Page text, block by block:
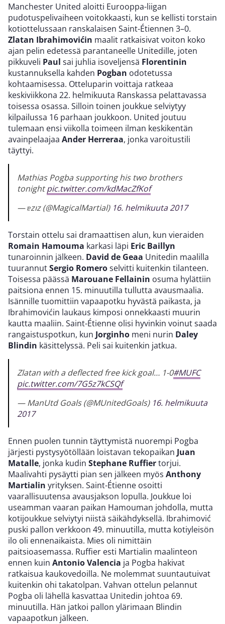
Manchester United aloitti Eurooppa-liigan
pudotuspelivaiheen voitokkaasti, kun se kellisti torstain
kotiottelussaan ranskalaisen Saint-Étiennen 3–0.
Zlatan Ibrahimovićin maalit ratkaisivat voiton koko
ajan pelin edetessä parantaneelle Unitedille, joten
pikkuveli Paul sai juhlia isoveljensä Florentinin
kustannuksella kahden Pogban odotetussa
kohtaamisessa. Otteluparin voittaja ratkeaa
keskiviikkona 22. helmikuuta Ranskassa pelattavassa
toisessa osassa. Silloin toinen joukkue selviytyy
kilpailussa 16 parhaan joukkoon. United joutuu
tulemaan ensi viikolla toimeen ilman keskikentän
avainpelaajaa Ander Herreraa, jonka varoitustili
täyttyi.
Mathias Pogba supporting his two brothers
tonightpic.twitter.com/kdMacZfKof
— ɐzız (@MagicalMartial) 16. helmikuuta 2017
Torstain ottelu sai dramaattisen alun, kun vieraiden
Romain Hamouma karkasi läpi Eric Baillyn
tunaroinnin jälkeen. David de Geaa Unitedin maalilla
tuurannutSergio Romeroselvitti kuitenkin tilanteen.
Toisessa päässä Marouane Fellainin osuma hylättiin
paitsiona ennen 15. minuutilla tullutta avausmaalia.
Isännille tuomittiin vapaapotku hyvästä paikasta, ja
Ibrahimovićin laukaus kimposi onnekkaasti muurin
kautta maaliin. Saint-Étienne olisi hyvinkin voinut saada
rangaistuspotkun, kun Jorginho meni nurin Daley
Blindin käsittelyssä. Peli sai kuitenkin jatkua.
Zlatan with a deflected free kick goal… 1-0#MUFC
pic.twitter.com/7G5z7kCSQf
— ManUtd Goals (@MUnitedGoals) 16. helmikuuta
2017
Ennen puolen tunnin täyttymistä nuorempi Pogba
järjesti pystysyötöllään loistavan tekopaikan Juan
Matalle, jonka kudin Stephane Ruffiertorjui.
Maalivahti pysäytti pian sen jälkeen myös Anthony
Martialin yrityksen. Saint-Étienne osoitti
vaarallisuutensa avausjakson lopulla. Joukkue loi
useamman vaaran paikan Hamouman johdolla, mutta
kotijoukkue selviytyi niistä säikähdyksellä. Ibrahimović
puski pallon verkkoon 49. minuutilla, mutta kotiyleisön
ilo oli ennenaikaista. Mies oli nimittäin
paitsioasemassa. Ruffier esti Martialin maalinteon
ennen kuin Antonio Valencia ja Pogba hakivat
ratkaisua kaukovedoilla. Ne molemmat suuntautuivat
kuitenkin ohi takatolpan. Vahvan ottelun pelannut
Pogba oli lähellä kasvattaa Unitedin johtoa 69.
minuutilla. Hän jatkoi pallon ylärimaan Blindin
vapaapotkun jälkeen.